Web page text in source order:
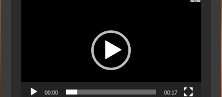
00:00 00:17